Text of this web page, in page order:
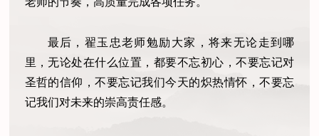
最后，翟玉忠老师勉励大家，将来无论走到哪
里，无论处在什么位置，都要不忘初心，不要忘记对
圣哲的信仰，不要忘记我们今天的炽热情怀，不要忘
记我们对未来的崇高责任感。